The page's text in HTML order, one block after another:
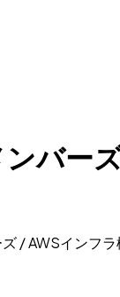
ンバー
/ AWSインフ